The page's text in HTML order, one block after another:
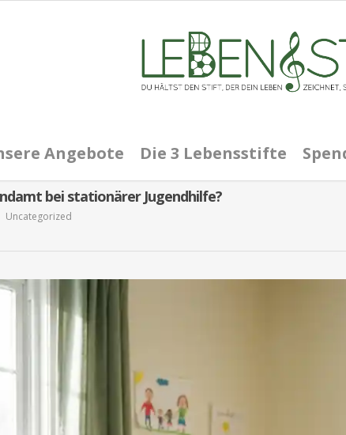
Angebote Die 3 Lebensstifte
bei stationärer Jugendhilfe?
Uncategorized